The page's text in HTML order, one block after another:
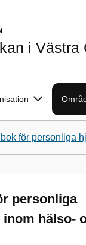
i Västra
för personliga
personliga
hälso-